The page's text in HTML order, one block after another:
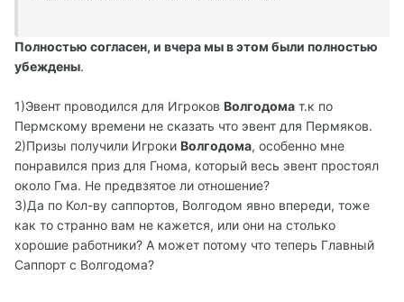
Полностью согласен, и вчера мы в этом были полностью
убеждены.
1)Эвент проводился для Игроков Волгодома т.к по
Пермскому времени не сказать что эвент для Пермяков.
2)Призы получили Игроки Волгодома, особенно мне
понравился приз для Гнома, который весь эвент простоял
около Гма. Не предвзятое ли отношение?
3)Да по Кол-ву саппортов, Волгодом явно впереди, тоже
как то странно вам не кажется, или они на столько
хорошие работники? А может потому что теперь Главный
Саппорт с Волгодома?